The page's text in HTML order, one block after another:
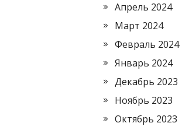
Апрель 2024
Март 2024
Февраль 2024
Январь 2024
Декабрь 2023
Ноябрь 2023
Октябрь 2023